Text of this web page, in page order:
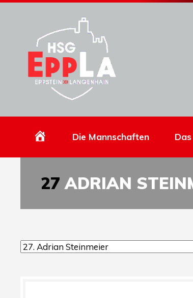
HomepageDie Mannschaften
27 ADRIAN